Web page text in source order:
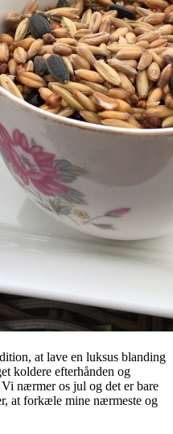
at lave en luksus blanding
koldere efterhånden og
nærmer os jul og det er bare
at forkæle mine nærmeste og